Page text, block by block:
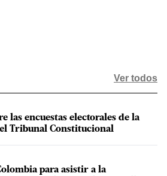
Ver todos
las encuestas electorales de la
el Tribunal Constitucional
para asistir a la